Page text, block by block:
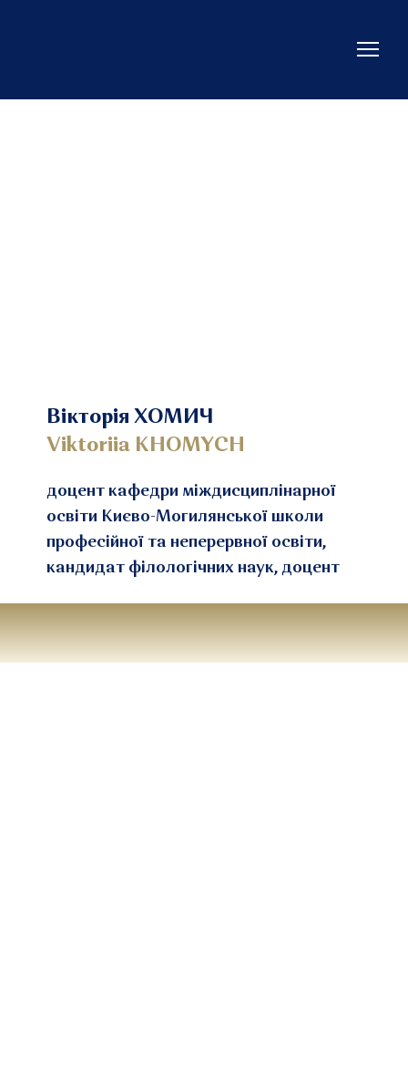
Вікторія ХОМИЧ
Viktoriia KHOMYCH
доцент кафедри міждисциплінарної
освіти Києво-Могилянської школи
професійної та неперервної освіти,
кандидат філологічних наук, доцент